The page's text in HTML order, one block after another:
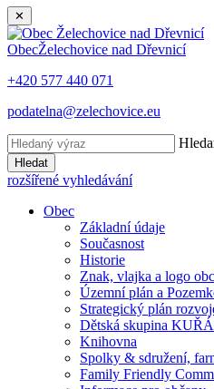
✕
ObecŽelechovice nad Dřevnicí
+420 577 440 071
podatelna@zelechovice.eu
Hledat
rozšířené vyhledávání
Obec
Základní údaje
Současnost
Historie
Znak, vlajka a logo
Územní plán a
Strategický plán
Dětská skupina
Knihovna
Spolky & sdružení,
Family Friendly